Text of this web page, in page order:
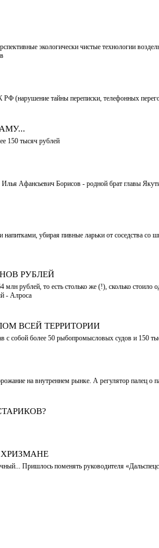
экологически чистые технологии
(нарушение тайны переписки, телефонных
150 тысяч рублей
Афансьевич Борисов - родной брат главы
убирая пивные ларьки от соседства со
РУБЛЕЙ
рублей, то есть столько же (!), сколько
- Алроса
ВСЕЙ ТЕРРИТОРИИ
с собой более 50 рыбопромысловых судов и 150
на внутреннем рынке. А регулятор палец о
Пришлось поменять руководителя